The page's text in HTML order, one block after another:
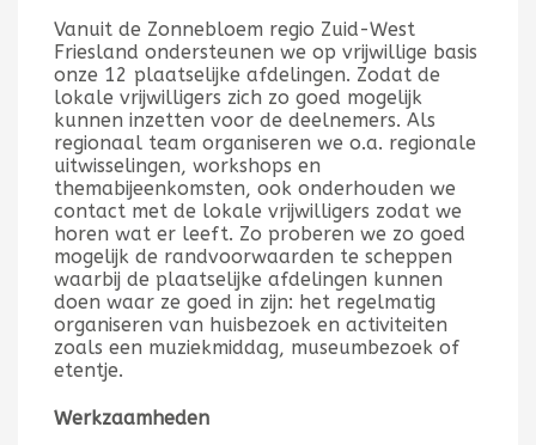
Vanuit de Zonnebloem regio Zuid-West
Friesland ondersteunen we op vrijwillige basis
onze 12 plaatselijke afdelingen. Zodat de
lokale vrijwilligers zich zo goed mogelijk
kunnen inzetten voor de deelnemers. Als
regionaal team organiseren we o.a. regionale
uitwisselingen, workshops en
themabijeenkomsten, ook onderhouden we
contact met de lokale vrijwilligers zodat we
horen wat er leeft. Zo proberen we zo goed
mogelijk de randvoorwaarden te scheppen
waarbij de plaatselijke afdelingen kunnen
doen waar ze goed in zijn: het regelmatig
organiseren van huisbezoek en activiteiten
zoals een muziekmiddag, museumbezoek of
etentje.
Werkzaamheden